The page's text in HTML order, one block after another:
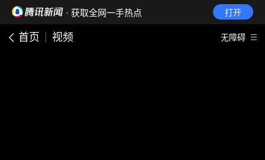
· 获取全网一手热点 打开
首页 视频 无障碍